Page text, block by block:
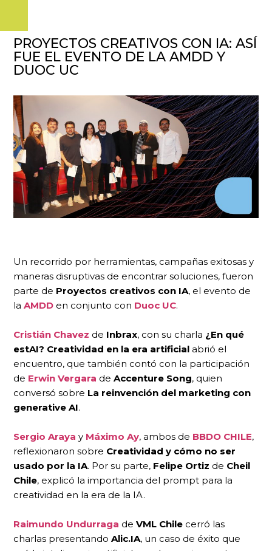
PROYECTOS CREATIVOS CON IA: ASÍ
FUE EL EVENTO DE LA AMDD Y
DUOC UC
Un recorrido por herramientas, campañas exitosas y
maneras disruptivas de encontrar soluciones, fueron
parte de Proyectos creativos con IA, el evento de
la AMDD en conjunto con Duoc UC.
Cristián Chavez de Inbrax, con su charla ¿En qué
estAI? Creatividad en la era artificial abrió el
encuentro, que también contó con la participación
de Erwin Vergara de Accenture Song, quien
conversó sobre La reinvención del marketing con
generative AI.
Sergio Araya y Máximo Ay, ambos de BBDO CHILE,
reflexionaron sobre Creatividad y cómo no ser
usado por la IA. Por su parte, Felipe Ortiz de Cheil
Chile, explicó la importancia del prompt para la
creatividad en la era de la IA.
Raimundo Undurraga de VML Chile cerró las
charlas presentando Alic.IA, un caso de éxito que